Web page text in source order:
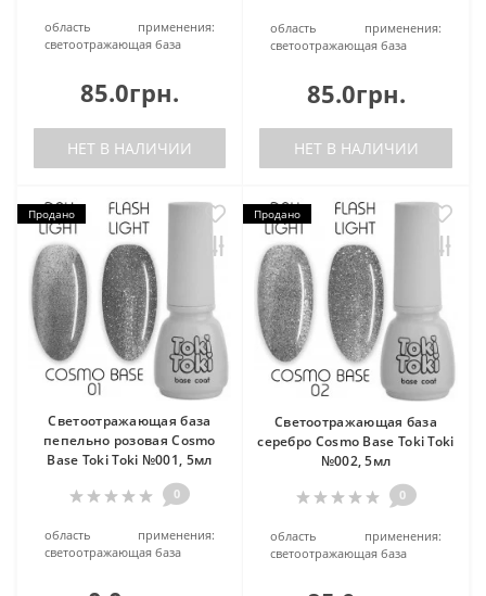
область применения:
светоотражающая база
85.0грн.
НЕТ В НАЛИЧИИ
область применения:
светоотражающая база
85.0грн.
НЕТ В НАЛИЧИИ
Продано
Cветоотражающая база
пепельно розовая Cosmo
Base Toki Toki №001, 5мл
0
область применения:
светоотражающая база
Продано
Cветоотражающая база
серебро Cosmo Base Toki Toki
№002, 5мл
0
область применения:
светоотражающая база